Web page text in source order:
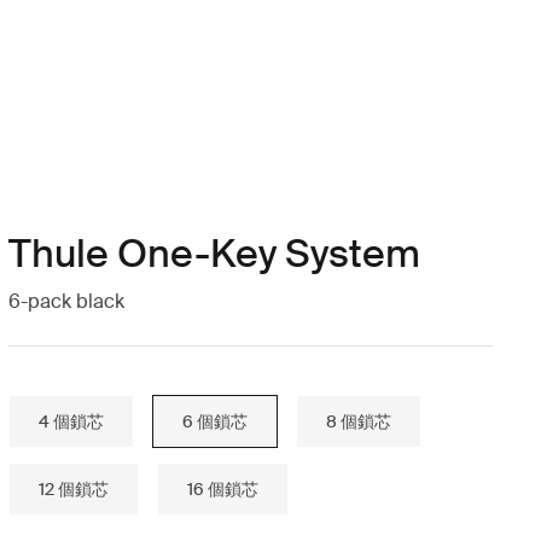
Thule One-Key System
6-pack black
4 個鎖芯 6 個鎖芯 8 個鎖芯
12 個鎖芯 16 個鎖芯